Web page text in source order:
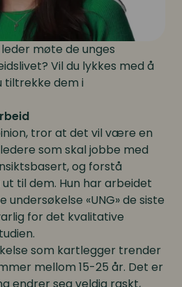
møte de unges
Vil du lykkes med å
tiltrekke dem i
tror at det vil være en
som skal jobbe med
og forstå
til dem. Hun har arbeidet
undersøkelse «UNG» de siste
for det kvalitative
som kartlegger trender
mellom 15-25 år. Det er